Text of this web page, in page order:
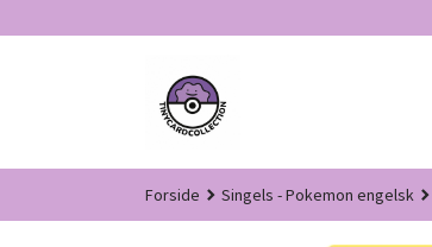
til
Forside Singels - Pokemon engelsk